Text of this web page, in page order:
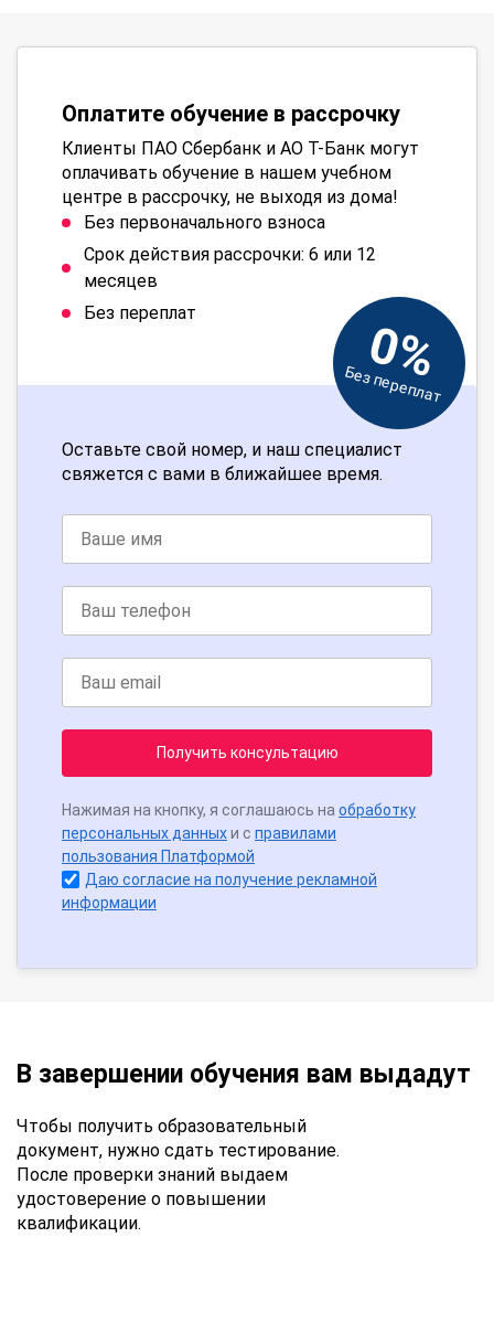
Оплатите обучение в рассрочку
Клиенты ПАО Сбербанк и АО Т-Банк могут
оплачивать обучение в нашем учебном
центре в рассрочку, не выходя из дома!
Без первоначального взноса
Срок действия рассрочки: 6 или 12
месяцев
Без переплат
0%
Без переплат
Оставьте свой номер, и наш специалист
свяжется с вами в ближайшее время.
Получить консультацию
Нажимая на кнопку, я соглашаюсь на обработку
персональных данныхи с правилами
пользования Платформой
Даю согласие на получение рекламной
информации
В завершении обучения вам выдадут
Чтобы получить образовательный
документ, нужно сдать тестирование.
После проверки знаний выдаем
удостоверение о повышении
квалификации.